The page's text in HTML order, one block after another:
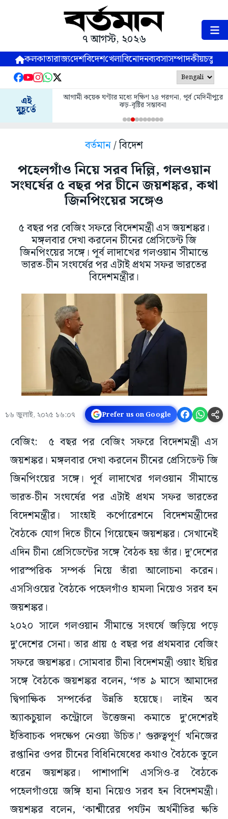
৭ আগস্ট, ২০২৬
কলকাতারাজ্যদেশবিদেশখেলাবিনোদনব্যবসাসম্পাদকীয়
এই
মুহূর্তে
আগামী কয়েক ঘণ্টার মধ্যে দক্ষিণ ২৪ পরগনা, পূর্ব মেদিনীপুরে
ঝড়-বৃষ্টির সম্ভাবনা
বর্তমান/ বিদেশ
পহেলগাঁও নিয়ে সরব দিল্লি, গলওয়ান
সংঘর্ষের ৫ বছর পর চীনে জয়শঙ্কর, কথা
জিনপিংয়ের সঙ্গেও
৫ বছর পর বেজিং সফরে বিদেশমন্ত্রী এস জয়শঙ্কর।
মঙ্গলবার দেখা করলেন চীনের প্রেসিডেন্ট জি
জিনপিংয়ের সঙ্গে। পূর্ব লাদাখের গলওয়ান সীমান্তে
ভারত-চীন সংঘর্ষের পর এটাই প্রথম সফর ভারতের
বিদেশমন্ত্রীর।
১৬ জুলাই, ২০২৫ ১৬:০৭ Prefer us on Google
বেজিং: ৫ বছর পর বেজিং সফরে বিদেশমন্ত্রী এস
জয়শঙ্কর। মঙ্গলবার দেখা করলেন চীনের প্রেসিডেন্ট জি
জিনপিংয়ের সঙ্গে। পূর্ব লাদাখের গলওয়ান সীমান্তে
ভারত-চীন সংঘর্ষের পর এটাই প্রথম সফর ভারতের
বিদেশমন্ত্রীর। সাংহাই কর্পোরেশনে বিদেশমন্ত্রীদের
বৈঠকে যোগ দিতে চীনে গিয়েছেন জয়শঙ্কর। সেখানেই
এদিন চীনা প্রেসিডেন্টের সঙ্গে বৈঠক হয় তাঁর। দু’দেশের
পারস্পরিক সম্পর্ক নিয়ে তাঁরা আলোচনা করেন।
এসসিওয়ের বৈঠকে পহেলগাঁও হামলা নিয়েও সরব হন
জয়শঙ্কর।
২০২০ সালে গলওয়ান সীমান্তে সংঘর্ষে জড়িয়ে পড়ে
দু’দেশের সেনা। তার প্রায় ৫ বছর পর প্রথমবার বেজিং
সফরে জয়শঙ্কর। সোমবার চীনা বিদেশমন্ত্রী ওয়াং ইয়ির
সঙ্গে বৈঠকে জয়শঙ্কর বলেন, ‘গত ৯ মাসে আমাদের
দ্বিপাক্ষিক সম্পর্কের উন্নতি হয়েছে। লাইন অব
অ্যাকচুয়াল কন্ট্রোলে উত্তেজনা কমাতে দু’দেশেরই
ইতিবাচক পদক্ষেপ নেওয়া উচিত।’ গুরুত্বপূর্ণ খনিজের
রপ্তানির ওপর চীনের বিধিনিষেধের কথাও বৈঠকে তুলে
ধরেন জয়শঙ্কর। পাশাপাশি এসসিও-র বৈঠকে
পহেলগাঁওয়ে জঙ্গি হানা নিয়েও সরব হন বিদেশমন্ত্রী।
জয়শঙ্কর বলেন, ‘কাশ্মীরের পর্যটন অর্থনীতির ক্ষতি